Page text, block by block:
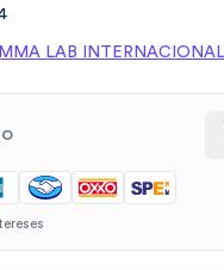
LAB INTERNACIONAL